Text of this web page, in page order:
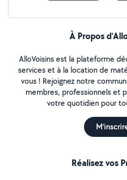
À Propos
AlloVoisins est la plateforme
services et à la location de
vous ! Rejoignez notre
membres, professionnels et
votre quotidien pour
Réalisez vos